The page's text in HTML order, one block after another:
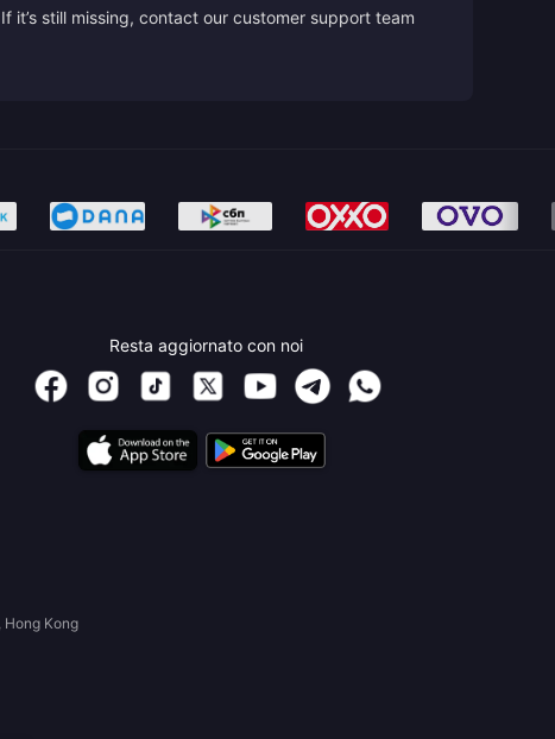
still missing, contact our customer support team
Resta aggiornato con noi
Hong Kong